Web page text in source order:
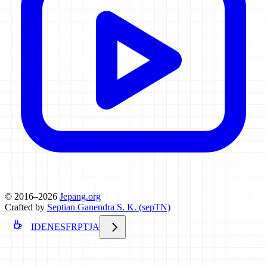
© 2016–2026 Jepang.org
Crafted by Septian Ganendra S. K. (sepTN)
IDENESFRPTJA